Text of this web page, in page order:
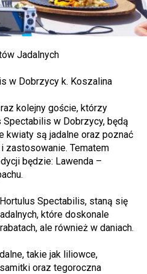
Jadalnych
w Dobrzycy k. Koszalina
kolejny goście, którzy
w Dobrzycy, będą
kwiaty są jadalne oraz poznać
zastosowanie. Tematem
będzie: Lawenda –
Spectabilis, staną się
które doskonale
ale również w daniach.
takie jak liliowce,
oraz tegoroczna